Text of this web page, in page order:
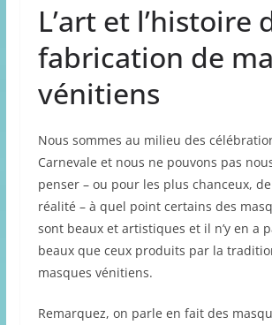
L’art et l’histoire
fabrication de
vénitiens
Nous sommes au milieu des
Carnevale et nous ne pouvons pas
penser – ou pour les plus chanceux,
réalité – à quel point certains des
sont beaux et artistiques et il n’y en a
beaux que ceux produits par la
masques vénitiens.
Remarquez, on parle en fait des